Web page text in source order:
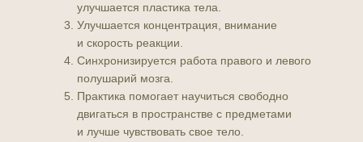
улучшается пластика тела.
Улучшается концентрация, внимание
и скорость реакции.
Синхронизируется работа правого и левого
полушарий мозга.
Практика помогает научиться свободно
двигаться в пространстве с предметами
и лучше чувствовать свое тело.